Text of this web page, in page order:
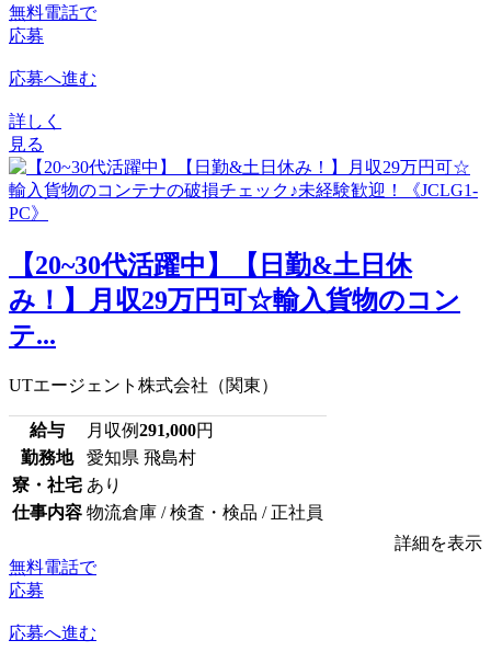
無料電話で
応募
応募へ進む
詳しく
見る
【20~30代活躍中】【日勤&土日休
み！】月収29万円可☆輸入貨物のコン
テ...
UTエージェント株式会社（関東）
給与 月収例291,000円
勤務地
愛知県 飛島村
寮・社宅 あり
仕事内容 物流倉庫 / 検査・検品 / 正社員
詳細を表示
無料電話で
応募
応募へ進む